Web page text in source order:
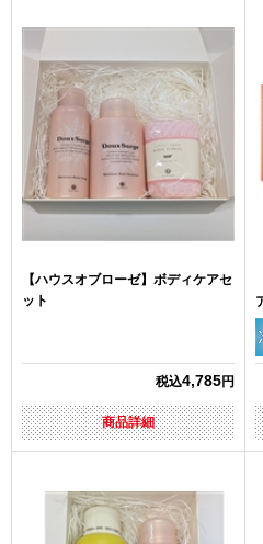
【ハウスオブローゼ】ボディケアセ
ット
税込4,785円
商品詳細